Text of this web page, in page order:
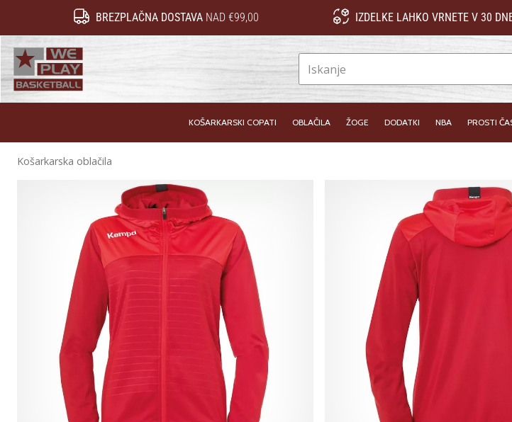
BREZPLAČNA DOSTAVA NAD €99,00 IZDELKE LAHKO VRNETE V 30
KOŠARKARSKI COPATI OBLAČILA ŽOGE DODATKI NBA PROSTI
Košarkarska oblačila